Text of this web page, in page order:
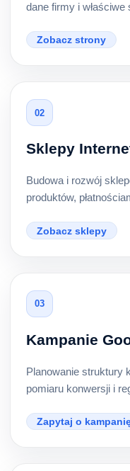
dane firmy i
Zobacz strony
02
Sklepy
Budowa i rozwój
produktów,
Zobacz sklepy
03
Kampanie
Planowanie struktury
pomiaru konwersji i
Zapytaj o